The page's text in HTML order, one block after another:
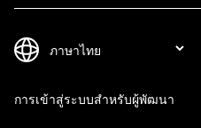
การเข้าสู่ระบบสำหรับผู้พัฒนา